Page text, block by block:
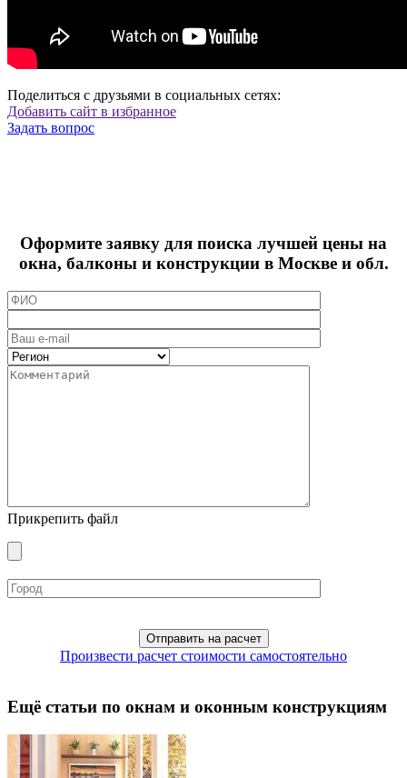
Поделиться с друзьями в социальных сетях:
Добавить сайт в избранное
Задать вопрос
Оформите заявку для поиска лучшей цены на
окна, балконы и конструкции в Москве и обл.
Прикрепить файл
Произвести расчет стоимости самостоятельно
Ещё статьи по окнам и оконным конструкциям